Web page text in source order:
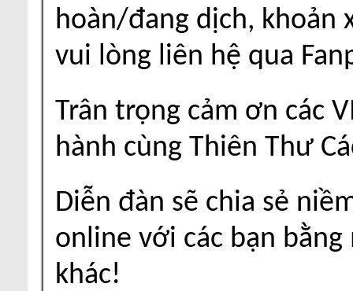
hoàn/đang dịch, khoản
vui lòng liên hệ qua
Trân trọng cảm ơn các
hành cùng Thiên Thư
Diễn đàn sẽ chia sẻ
online với các bạn
khác!